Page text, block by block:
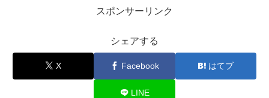
スポンサーリンク
シェアする
X Facebook はてブ
LINE